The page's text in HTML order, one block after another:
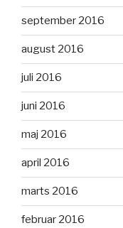
september 2016
august 2016
juli 2016
juni 2016
maj 2016
april 2016
marts 2016
februar 2016